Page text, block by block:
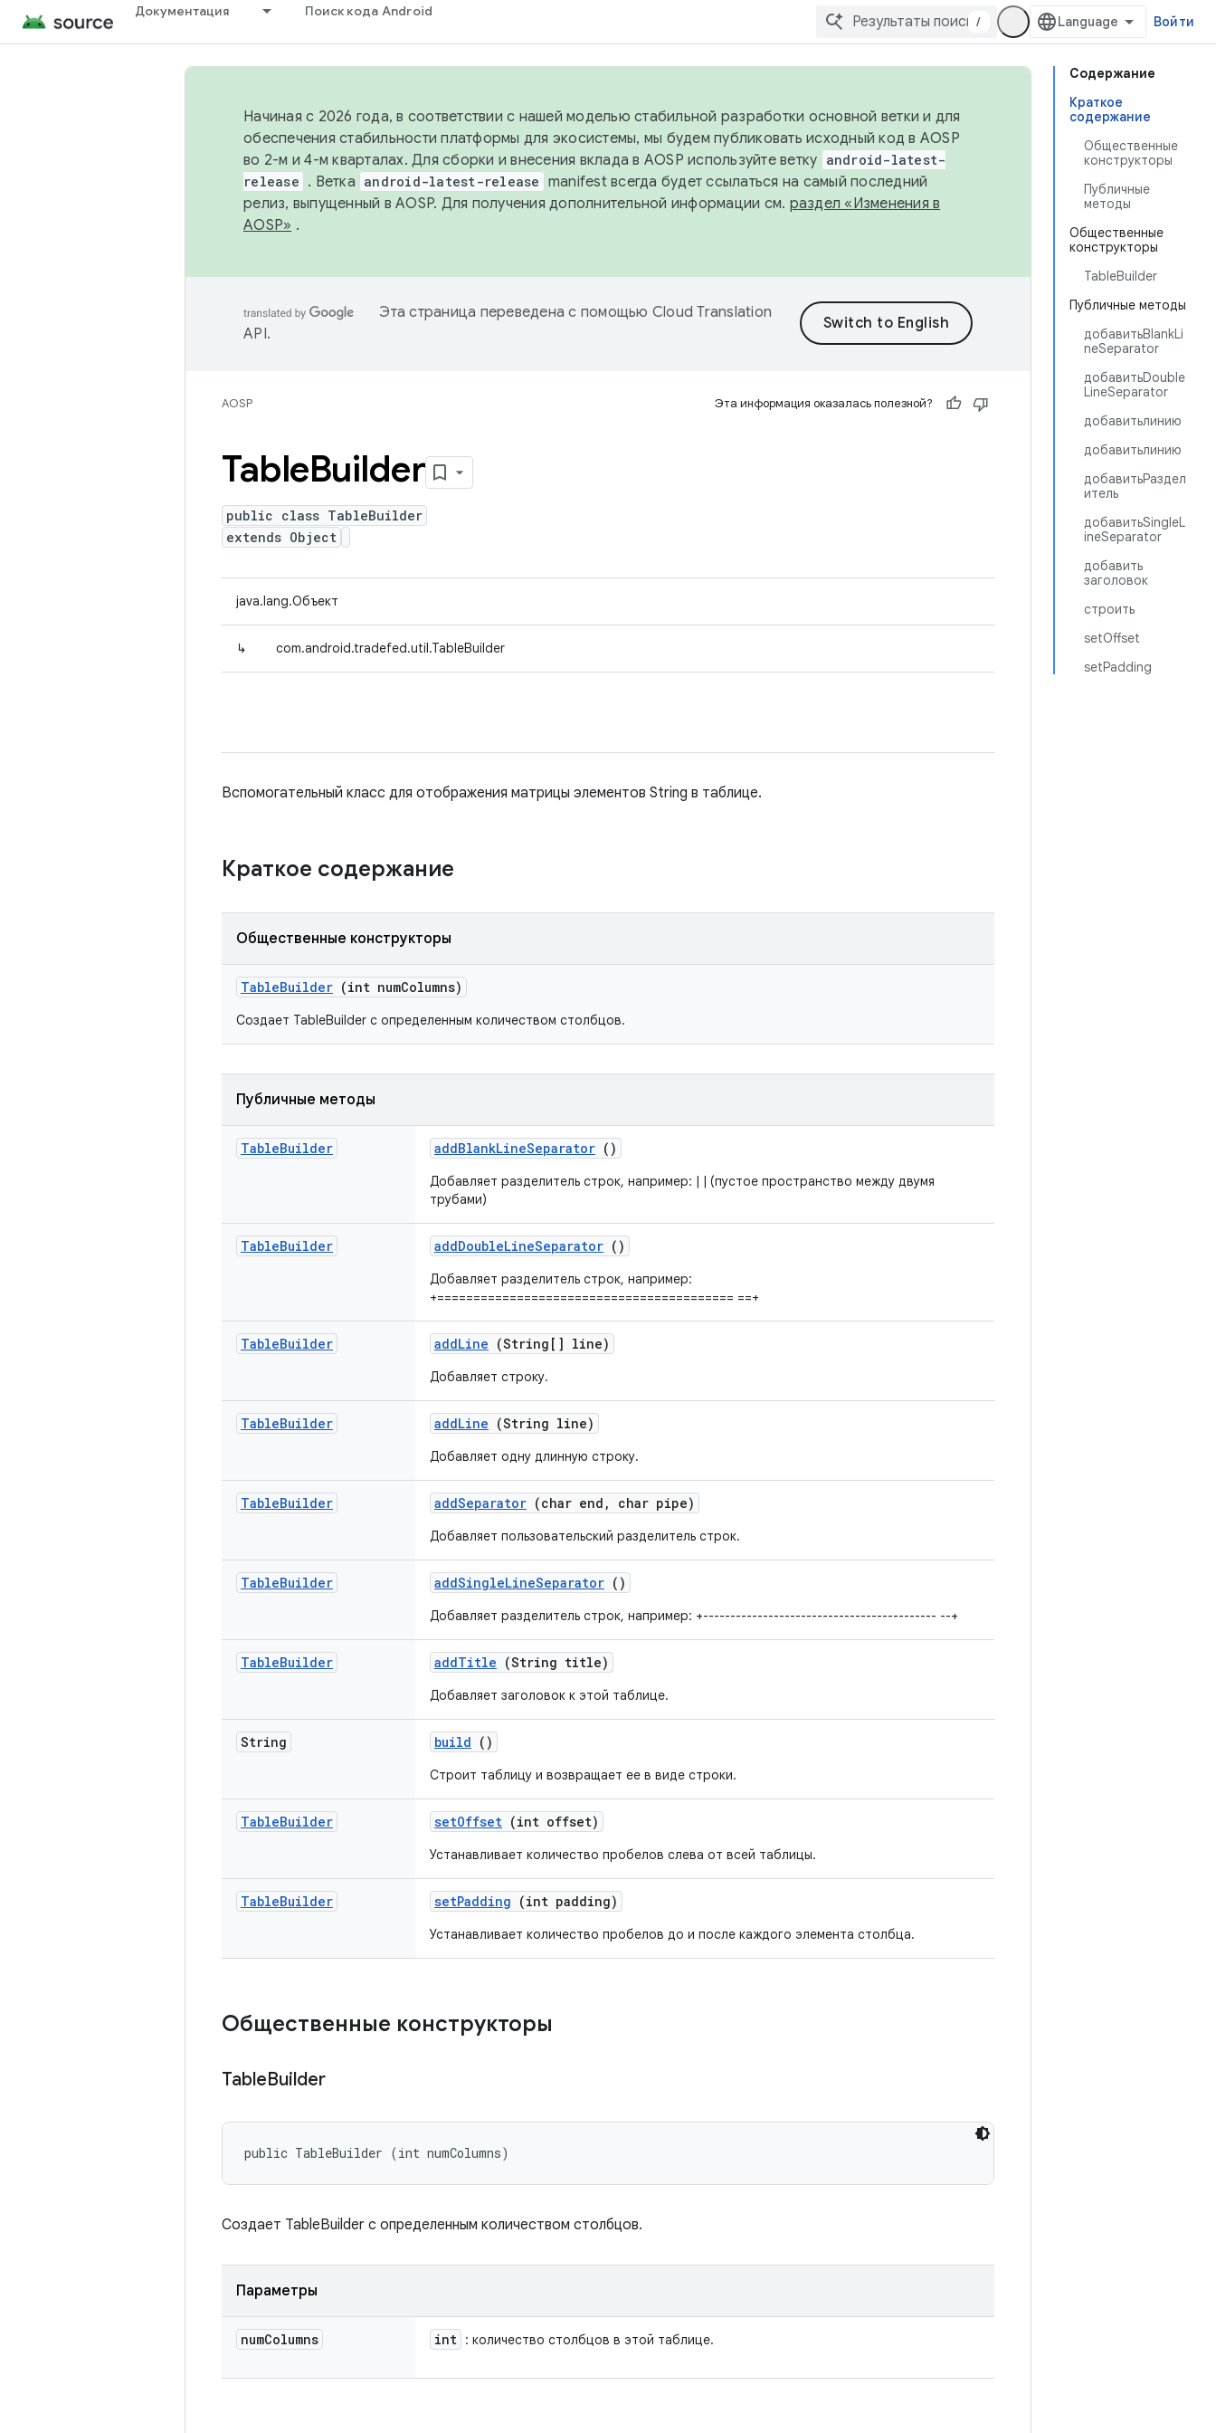
Документация Поиск кода Android
/ Войти
Содержание
Краткое
содержание
Общественные
конструкторы
Публичные
методы
Общественные
конструкторы
TableBuilder
Публичные методы
добавитьBlankLi
neSeparator
добавитьDouble
LineSeparator
добавитьлинию
добавитьлинию
добавитьРаздел
итель
добавитьSingleL
ineSeparator
добавить
заголовок
строить
setOffset
setPadding
Начиная с 2026 года, в соответствии с нашей моделью стабильной разработки основной ветки и для
обеспечения стабильности платформы для экосистемы, мы будем публиковать исходный код в AOSP
во 2-м и 4-м кварталах. Для сборки и внесения вклада в AOSP используйте ветку android-latest-
release . Ветка android-latest-release manifest всегда будет ссылаться на самый последний
релиз, выпущенный в AOSP. Для получения дополнительной информации см. раздел «Изменения в
AOSP» .
Эта страница переведена с помощью Cloud Translation
API.
AOSP Эта информация оказалась полезной?
TableBuilder
public class TableBuilder
extends Object
java.lang.Объект
↳ com.android.tradefed.util.TableBuilder
Вспомогательный класс для отображения матрицы элементов String в таблице.
Краткое содержание
Общественные конструкторы
TableBuilder (int numColumns)
Создает TableBuilder с определенным количеством столбцов.
Публичные методы
TableBuilder addBlankLineSeparator ()
Добавляет разделитель строк, например: | | (пустое пространство между двумя
трубами)
TableBuilder addDoubleLineSeparator ()
Добавляет разделитель строк, например:
+========================================= ==+
TableBuilder addLine (String[] line)
Добавляет строку.
TableBuilder addLine (String line)
Добавляет одну длинную строку.
TableBuilder addSeparator (char end , char pipe)
Добавляет пользовательский разделитель строк.
TableBuilder addSingleLineSeparator ()
Добавляет разделитель строк, например: +------------------------------------------- --+
TableBuilder addTitle (String title)
Добавляет заголовок к этой таблице.
String build ()
Строит таблицу и возвращает ее в виде строки.
TableBuilder setOffset (int offset)
Устанавливает количество пробелов слева от всей таблицы.
TableBuilder setPadding (int padding)
Устанавливает количество пробелов до и после каждого элемента столбца.
Общественные конструкторы
TableBuilder
public TableBuilder (int numColumns)
Создает TableBuilder с определенным количеством столбцов.
Параметры
numColumns int : количество столбцов в этой таблице.